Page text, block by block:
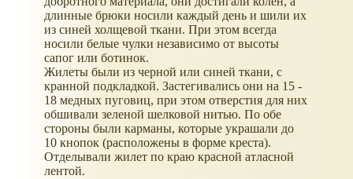
длинные брюки носили каждый день и шили их
из синей холщевой ткани. При этом всегда
носили белые чулки независимо от высоты
сапог или ботинок.
Жилеты были из черной или синей ткани, с
кранной подкладкой. Застегивались они на 15 -
18 медных пуговиц, при этом отверстия для них
обшивали зеленой шелковой нитью. По обе
стороны были карманы, которые украшали до
10 кнопок (расположены в форме креста).
Отделывали жилет по краю красной атласной
лентой.